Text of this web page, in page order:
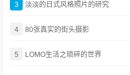
3 淡淡的日式风格照片的研究
4 80张真实的街头摄影
5 LOMO生活之琐碎的世界